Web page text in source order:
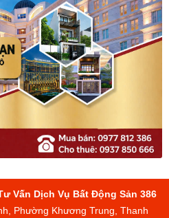
Vấn Dịch Vụ Bất Động Sản 386
Phường Khương Trung, Thanh